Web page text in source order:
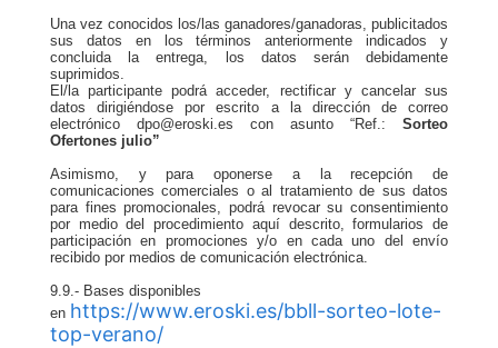
Una vez conocidos los/las ganadores/ganadoras, publicitados
sus datos en los términos anteriormente indicados y
concluida la entrega, los datos serán debidamente
suprimidos.
El/la participante podrá acceder, rectificar y cancelar sus
datos dirigiéndose por escrito a la dirección de correo
electrónico dpo@eroski.es con asunto “Ref.:Sorteo
Ofertones julio”
Asimismo, y para oponerse a la recepción de
comunicaciones comerciales o al tratamiento de sus datos
para fines promocionales, podrá revocar su consentimiento
por medio del procedimiento aquí descrito, formularios de
participación en promociones y/o en cada uno del envío
recibido por medios de comunicación electrónica.
9.9.- Bases disponibles
en https://www.eroski.es/bbll-sorteo-lote-
top-verano/